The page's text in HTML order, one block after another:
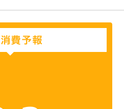
消費予報